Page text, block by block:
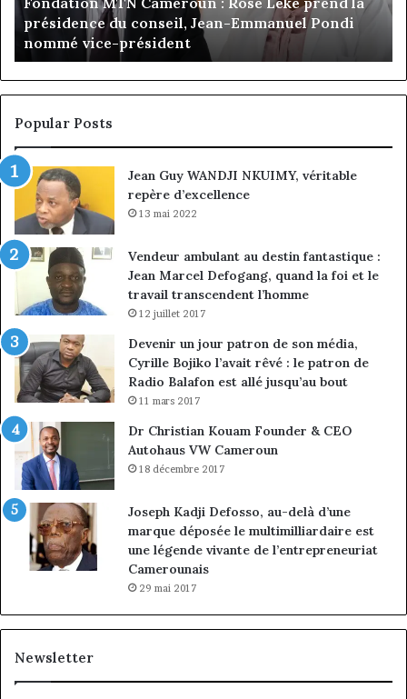
présidence
du
conseil,
Jean-
Emmanuel
Pondi
vice-
président
présidence du conseil, Jean-Emmanuel Pondi
nommé vice-président
de
la
Popular Posts
Jean Guy WANDJI NKUIMY, véritable
repère d’excellence
13 mai 2022
Vendeur ambulant au destin fantastique :
Jean Marcel Defogang, quand la foi et le
travail transcendent l’homme
12 juillet 2017
Devenir un jour patron de son média,
Cyrille Bojiko l’avait rêvé : le patron de
Radio Balafon est allé jusqu’au bout
11 mars 2017
Dr Christian Kouam Founder & CEO
Autohaus VW Cameroun
18 décembre 2017
Joseph Kadji Defosso, au-delà d’une
marque déposée le multimilliardaire est
une légende vivante de l’entrepreneuriat
Camerounais
29 mai 2017
Newsletter